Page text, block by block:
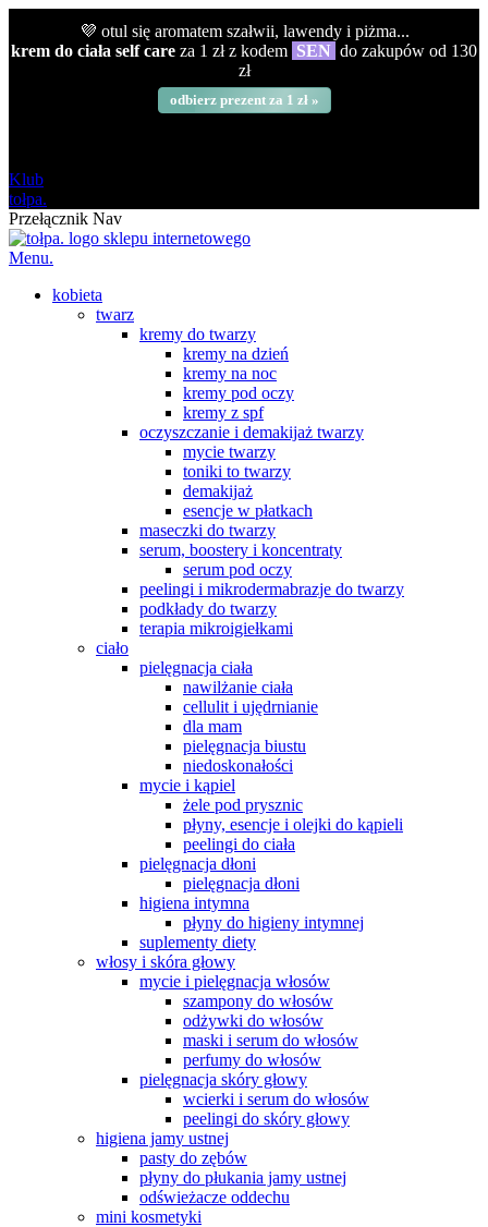
💜 otul się aromatem szałwii, lawendy i piżma...
krem do ciała self care za 1 zł z kodem SEN do zakupów od 130
zł
odbierz prezent za 1 zł »
Klub
tołpa.
Przełącznik Nav
Menu.
kobieta
twarz
kremy do twarzy
kremy na dzień
kremy na noc
kremy pod oczy
kremy z spf
oczyszczanie i demakijaż twarzy
mycie twarzy
toniki to twarzy
demakijaż
esencje w płatkach
maseczki do twarzy
serum, boostery i koncentraty
serum pod oczy
peelingi i mikrodermabrazje do twarzy
podkłady do twarzy
terapia mikroigiełkami
ciało
pielęgnacja ciała
nawilżanie ciała
cellulit i ujędrnianie
dla mam
pielęgnacja biustu
niedoskonałości
mycie i kąpiel
żele pod prysznic
płyny, esencje i olejki do kąpieli
peelingi do ciała
pielęgnacja dłoni
pielęgnacja dłoni
higiena intymna
płyny do higieny intymnej
suplementy diety
włosy i skóra głowy
mycie i pielęgnacja włosów
szampony do włosów
odżywki do włosów
maski i serum do włosów
perfumy do włosów
pielęgnacja skóry głowy
wcierki i serum do włosów
peelingi do skóry głowy
higiena jamy ustnej
pasty do zębów
płyny do płukania jamy ustnej
odświeżacze oddechu
mini kosmetyki